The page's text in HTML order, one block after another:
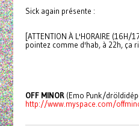
Sick again présente :
[ATTENTION À L'HORAIRE (16H/
pointez comme d'hab, à 22h, ça
OFF MINOR(Emo Punk/
http://www.myspace.com/